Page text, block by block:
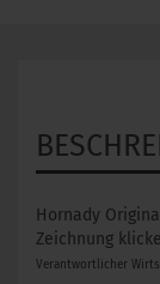
Hornady
Zeichnung
Verantwortlicher